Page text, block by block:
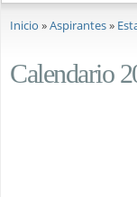
Inicio »Aspirantes»
Calendario